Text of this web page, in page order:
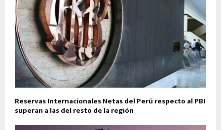
Reservas Internacionales Netas del Perú respecto al PBI
superan a las del resto de la región